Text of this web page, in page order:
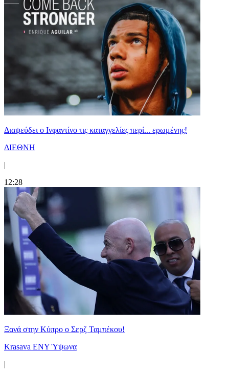
Διαψεύδει ο Ινφαντίνο τις καταγγελίες περί... ερωμένης!
ΔΙΕΘΝΗ
|
12:28
Ξανά στην Κύπρο ο Σερζ Ταμπέκου!
Krasava ENY Ύψωνα
|